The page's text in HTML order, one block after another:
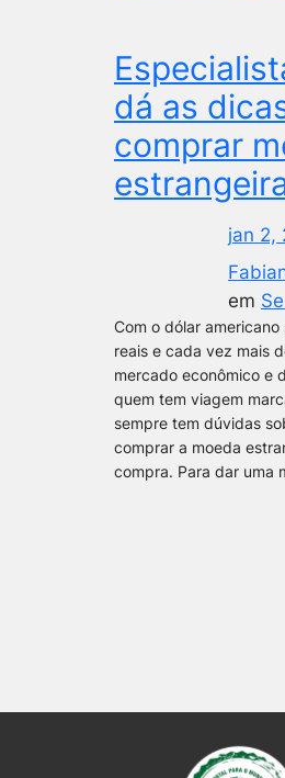
dá as
comprar
jan 2,
em
Com o dólar
reais e cada vez mais
mercado econômico e
quem tem viagem
sempre tem dúvidas
comprar a moeda
compra. Para dar uma